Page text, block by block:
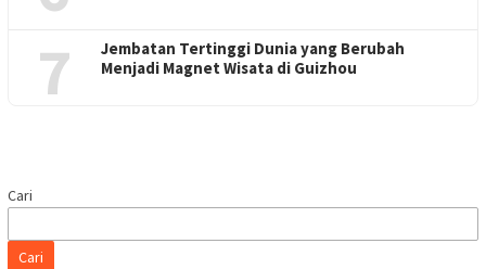
7
Jembatan Tertinggi Dunia yang Berubah
Menjadi Magnet Wisata di Guizhou
Cari
Cari